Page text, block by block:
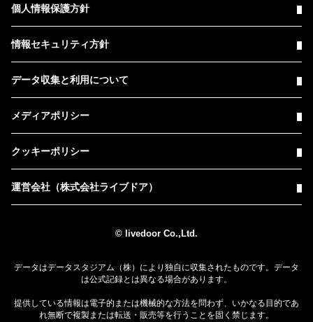
個人情報保護方針
情報セキュリティ方針
データ収集と利用について
メディアポリシー
クッキーポリシー
運営会社（株式会社ライブドア）
© livedoor Co.,Ltd.
データはデータスタジアム（株）により独自に収集されたものです。データ
は公式記録とは異なる場合があります。
提供している情報は電子的または機械的な方法を問わず、いかなる目的であ
れ無断で複製または転送・販売等を行うことを固く禁じます。